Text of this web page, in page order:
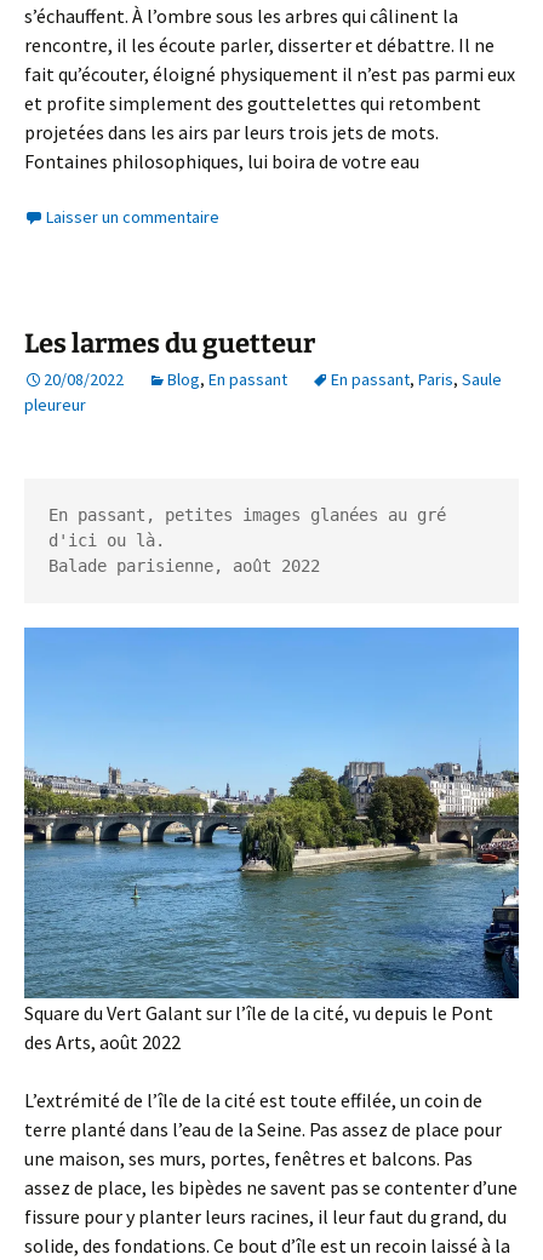
s’échauffent. À l’ombre sous les arbres qui câlinent la
rencontre, il les écoute parler, disserter et débattre. Il ne
fait qu’écouter, éloigné physiquement il n’est pas parmi eux
et profite simplement des gouttelettes qui retombent
projetées dans les airs par leurs trois jets de mots.
Fontaines philosophiques, lui boira de votre eau
Laisser un commentaire
Les larmes du guetteur
20/08/2022 Blog, En passant En passant, Paris, Saule
pleureur
En passant, petites images glanées au gré
d'ici ou là.
Balade parisienne, août 2022
Square du Vert Galant sur l’île de la cité, vu depuis le Pont
des Arts, août 2022
L’extrémité de l’île de la cité est toute effilée, un coin de
terre planté dans l’eau de la Seine. Pas assez de place pour
une maison, ses murs, portes, fenêtres et balcons. Pas
assez de place, les bipèdes ne savent pas se contenter d’une
fissure pour y planter leurs racines, il leur faut du grand, du
solide, des fondations. Ce bout d’île est un recoin laissé à la